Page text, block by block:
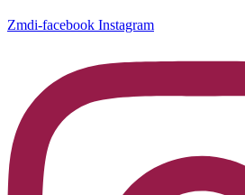
Zmdi-facebook Instagram